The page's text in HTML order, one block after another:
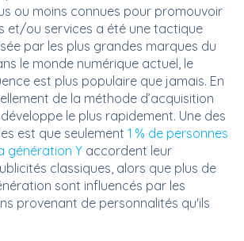
ou moins connues pour promouvoir
et/ou services a été une tactique
par les plus grandes marques du
le monde numérique actuel, le
est plus populaire que jamais. En
de la méthode d’acquisition
le plus rapidement. Une des
est que seulement 1 % de personnes
génération Y accordent leur
classiques, alors que plus de
sont influencés par les
provenant de personnalités qu'ils